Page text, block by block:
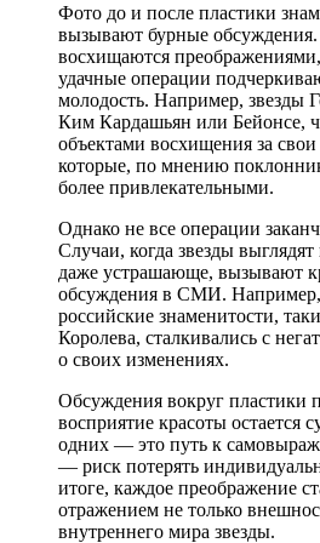
Фото до и после пластики
вызывают бурные
восхищаются
удачные операции
молодость. Например, звезды
Ким Кардашьян или Бейонсе,
объектами восхищения за
которые, по мнению
более привлекательными.
Однако не все операции
Случаи, когда звезды
даже устрашающе, вызывают
обсуждения в СМИ. Например,
российские знаменитости,
Королева, сталкивались с
о своих изменениях.
Обсуждения вокруг пластики
восприятие красоты остается
одних — это путь к
— риск потерять
итоге, каждое преображение
отражением не только
внутреннего мира звезды.